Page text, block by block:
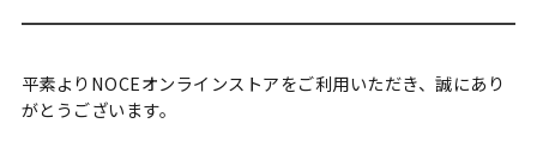
平素よりNOCEオンラインストアをご利用いただき、誠にあり
がとうございます。